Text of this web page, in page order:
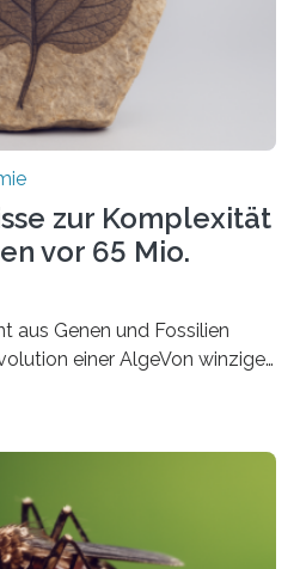
2025 in der
zur Komplexität
vor 65 Mio.
aus Genen und Fossilien
einer AlgeVon winzigen
komplexesten
von Millionen Jahren
sticht eine Gruppe heraus,
vorkommt: die